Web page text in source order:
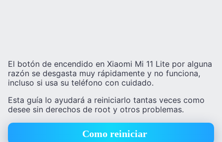
El botón de encendido en Xiaomi Mi 11 Lite por alguna
razón se desgasta muy rápidamente y no funciona,
incluso si usa su teléfono con cuidado.
Esta guía lo ayudará a reiniciarlo tantas veces como
desee sin derechos de root y otros problemas.
Como reiniciar